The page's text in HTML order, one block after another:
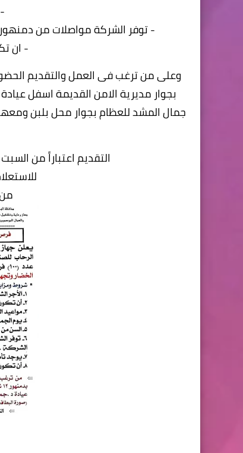
-
- توفر الشركة مواصلات من
- ان
بجوار مديرية الامن القديمة اسفل
جمال المشد للعظام بجوار محل بلبن
التقديم اعتباراً من السبت الموافق 30/9 وحتى 2023/
للاستعلام
من